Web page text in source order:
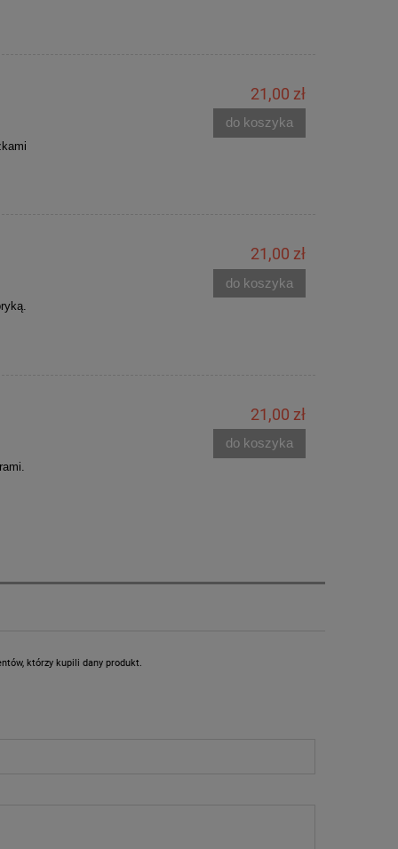
21,00 zł
do koszyka
21,00 zł
do koszyka
21,00 zł
do koszyka
którzy kupili dany produkt.